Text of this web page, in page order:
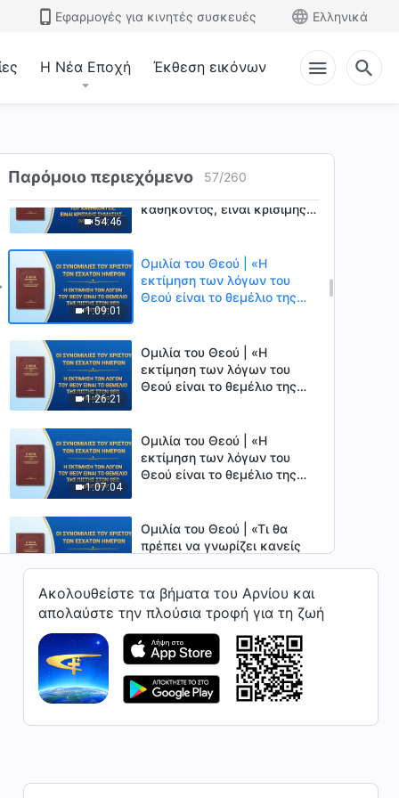
Εφαρμογές για κινητές συσκευές Ελληνικά
Η Νέα Εποχή Έκθεση εικόνων
Παρόμοιο περιεχόμενο 57/260
ορθή εκπλήρωση του
αλήθειας» (Μέρος πρώτο)
αλήθειας» (Μέρος δεύτερο)
54:46
Ομιλία του Θεού | «Για την
καθήκοντος, είναι κρίσιμης
1:09:01
Ομιλία του Θεού | «Η
εκτίμηση των λόγων του
Θεού είναι το θεμέλιο της
1:26:21
Ομιλία του Θεού | «Η
εκτίμηση των λόγων του
Θεού είναι το θεμέλιο της
1:07:04
Ομιλία του Θεού | «Η
εκτίμηση των λόγων του
Θεού είναι το θεμέλιο της
Ομιλία του Θεού | «Τι θα
πρέπει να γνωρίζει κανείς
1:11:14
Ομιλία του Θεού | «Η
εκτίμηση των λόγων του
Θεού είναι το θεμέλιο της
πίστης στον Θεό» (Μέρος
τέταρτο)
Ομιλία του Θεού | «Πώς
περνά ο άνθρωπος στη νέα
Ακολουθείστε τα βήματα του Αρνίου και
απολαύστε την πλούσια τροφή για τη ζωή